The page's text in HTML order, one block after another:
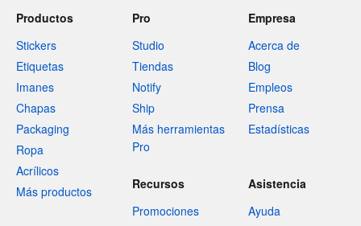
Productos
Stickers
Etiquetas
Imanes
Chapas
Packaging
Ropa
Acrílicos
Más productos
Pro
Studio
Tiendas
Notify
Ship
Más herramientas
Pro
Empresa
Acerca de
Blog
Empleos
Prensa
Estadísticas
Recursos
Promociones
Asistencia
Ayuda